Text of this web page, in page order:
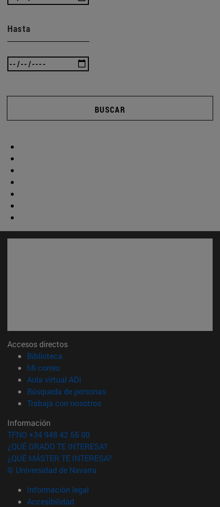
Hasta
BUSCAR
Accesos directos
Biblioteca
Mi correo(abre en nueva ventana)
Aula virtual ADI
Búsqueda de personas(abre en nueva ventana)
Trabaja con nosotros(abre en nueva ventana)
Información
TFNO +34 948 42 56 00
¿QUÉ GRADO TE INTERESA?
¿QUÉ MÁSTER TE INTERESA?
© Universidad de Navarra
Información legal
Accesibilidad